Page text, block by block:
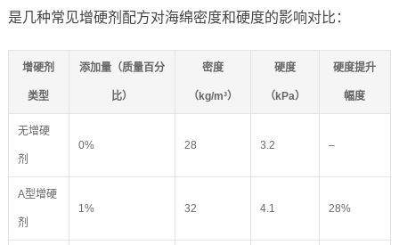
是几种常见增硬剂配方对海绵密度和硬度的影响对比：
增硬剂
类型
添加量（质量百分
比）
密度
（kg/m³）
硬度
（kPa）
硬度提升
幅度
无增硬
剂
0% 28 3.2 –
A型增硬
剂
1% 32 4.1 28%